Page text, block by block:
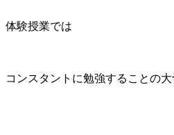
体験授業では
コンスタントに勉強することの大